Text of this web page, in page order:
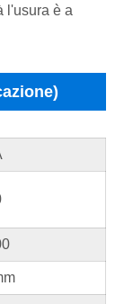
l'usura è a